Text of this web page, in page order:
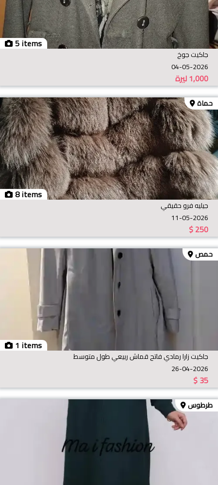
5 items
جاكيت جوخ
04-05-2026
ليرة1,000
8 items
حماة
جيليه فرو حقيقي
11-05-2026
$250
1 items
حمص
جاكيت زارا رمادي فاتح قماش ربيعي طول متوسط
26-04-2026
$35
طرطوس